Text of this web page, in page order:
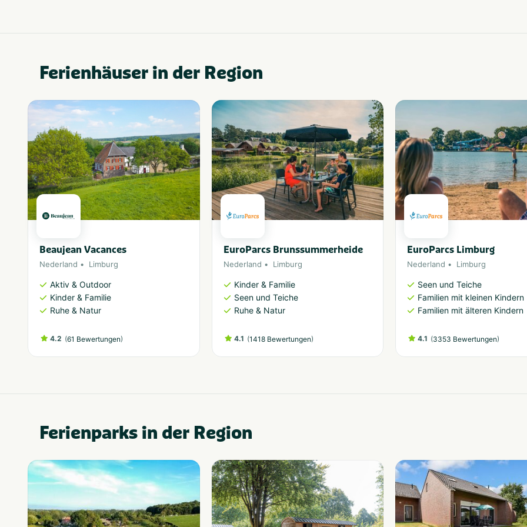
Ferienhäuser in der Region
Beaujean Vacances
Nederland Limburg
Aktiv & Outdoor
Kinder & Familie
Ruhe & Natur
4.2 (61 Bewertungen)
EuroParcs Brunssummerheide
Nederland Limburg
Kinder & Familie
Seen und Teiche
Ruhe & Natur
4.1 (1418 Bewertungen)
EuroParcs Limburg
Nederland Limburg
Seen und Teiche
Familien mit kleinen Kindern
Familien mit älteren Kindern
4.1 (3353 Bewertungen)
Ferienparks in der Region